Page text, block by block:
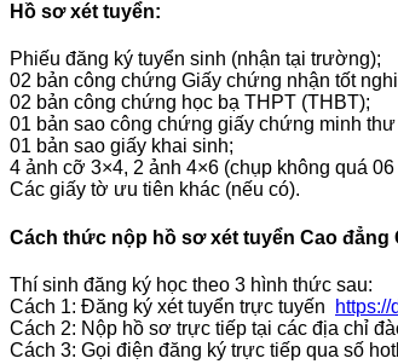
Hồ sơ xét tuyển:
Phiếu đăng ký tuyển sinh (nhận tại trường);
02 bản công chứng Giấy chứng nhận tốt
02 bản công chứng học bạ THPT (THBT);
01 bản sao công chứng giấy chứng minh
01 bản sao giấy khai sinh;
4 ảnh cỡ 3×4, 2 ảnh 4×6 (chụp không quá
Các giấy tờ ưu tiên khác (nếu có).
Cách thức nộp hồ sơ xét tuyển Cao đẳng
Thí sinh đăng ký học theo 3 hình thức sau:
Cách 1: Đăng ký xét tuyển trực tuyến
Cách 2: Nộp hồ sơ trực tiếp tại các địa chỉ
Cách 3: Gọi điện đăng ký trực tiếp qua số